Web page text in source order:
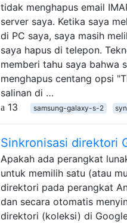
tidak menghapus email
server saya. Ketika saya
di PC saya, saya masih
saya hapus di telepon.
memberi tahu saya bahwa
menghapus centang opsi
salinan di …
13
samsung-galaxy-s-2
Sinkronisasi direktori
Apakah ada perangkat
untuk memilih satu (atau
direktori pada perangkat
dan secara otomatis
direktori (koleksi) di